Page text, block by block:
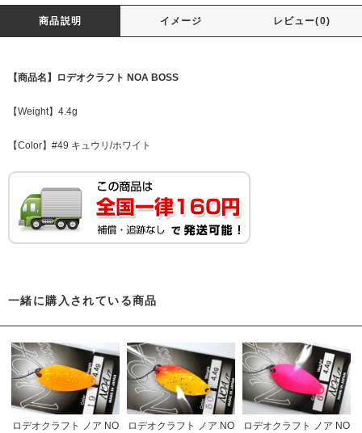
商品説明 イメージ レビュー(0)
【商品名】ロデオクラフト NOA BOSS
【Weight】4.4g
【Color】#49 キュウリ/ホワイト
一緒に購入されている商品
ロデオクラフト ノア NO
ロデオクラフト ノア NO
ロデオクラフト ノア NO